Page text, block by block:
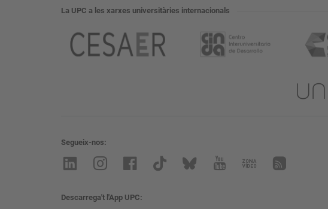
La UPC a les xarxes universitàries internacionals
Segueix-nos
Descarrega't l'App UPC